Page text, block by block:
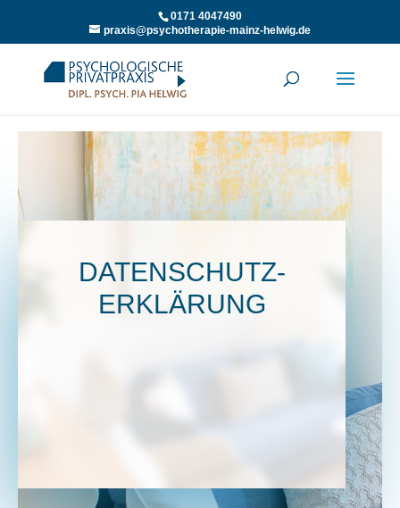
0171 4047490
praxis@psychotherapie-mainz-helwig.de
DATENSCHUTZ-
ERKLÄRUNG